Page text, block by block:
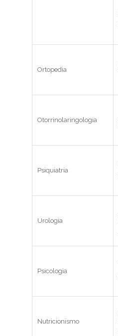
Ortopedia
Otorrinolaringologia
Psiquiatria
Urologia
Psicologia
Nutricionismo